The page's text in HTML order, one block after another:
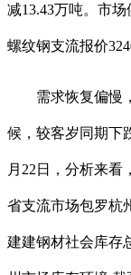
减13.43万吨。市
螺纹钢支流报价
需求恢复偏慢，
候，较客岁同期下
月22日，分析来看
省支流市场包罗杭
建建钢材社会库存